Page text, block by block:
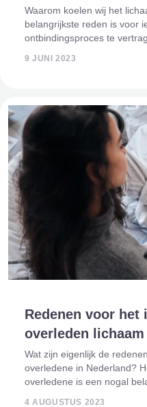
Waarom koelen wij het
belangrijkste reden is voor
ontbindingsproces te
leggen wij uit i
9 JUNI 2023
Redenen voor het
overleden lichaam
Wat zijn eigenlijk de
overledene in Nederland?
overledene is een nogal
4 AUGUSTUS 2023